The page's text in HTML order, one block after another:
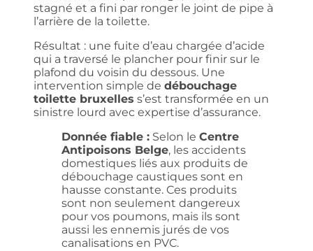
stagné et a fini par ronger le joint de pipe à
l’arrière de la toilette.
Résultat : une fuite d’eau chargée d’acide
qui a traversé le plancher pour finir sur le
plafond du voisin du dessous. Une
intervention simple de débouchage
toilette bruxelles s’est transformée en un
sinistre lourd avec expertise d’assurance.
Donnée fiable : Selon le Centre
Antipoisons Belge, les accidents
domestiques liés aux produits de
débouchage caustiques sont en
hausse constante. Ces produits
sont non seulement dangereux
pour vos poumons, mais ils sont
aussi les ennemis jurés de vos
canalisations en PVC.